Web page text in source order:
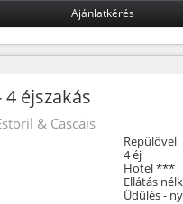
Ajánlatkérés
4 éjszakás
& Cascais
Repülővel
4 éj
Hotel ***
Ellátás
Üdülés -